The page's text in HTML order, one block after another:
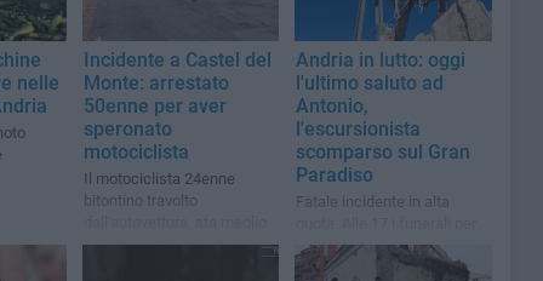
nelle
Incidente a Castel del
Monte: arrestato
50enne per aver
speronato
motociclista
Il motociclista 24enne
bitontino travolto
e le sue condizioni con
Andria in lutto: oggi
l'ultimo saluto ad
Antonio,
l'escursionista
scomparso sul Gran
Paradiso
Fatale incidente in alta
l'ultimo abbraccio